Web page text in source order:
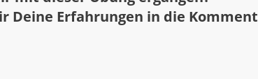
Deine Erfahrungen in die